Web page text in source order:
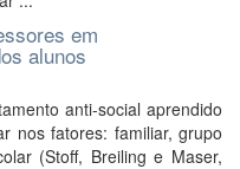
em
alunos
anti-social aprendido
nos fatores: familiar, grupo
(Stoff, Breiling e Maser,